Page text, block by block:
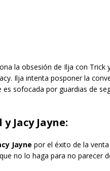
la obsesión de Ilja con Trick
Ilja intenta posponer la
sofocada por guardias de
Jacy Jayne:
Jayne por el éxito de la
no lo haga para no parecer